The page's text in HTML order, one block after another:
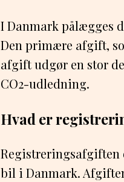
I Danmark pålægges
Den primære afgift,
afgift udgør en stor
CO2-udledning.
Hvad er
Registreringsafgiften
bil i Danmark.